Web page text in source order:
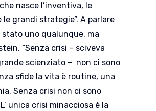
nasce l’inventiva, le
le grandi strategie”. A parlare
stato uno qualunque, ma
“Senza crisi – sciveva
scienziato – non ci sono
sfide la vita è routine, una
Senza crisi non ci sono
unica crisi minacciosa è la